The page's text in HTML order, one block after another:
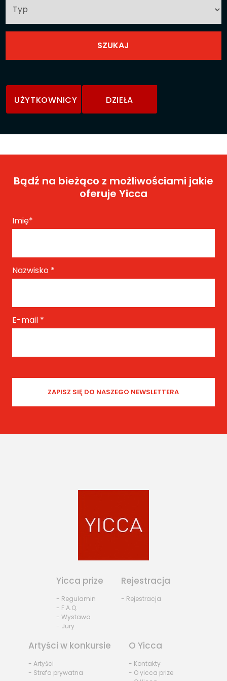
UŻYTKOWNICY DZIEŁA
Bądź na bieżąco z możliwościami jakie
oferuje Yicca
Imię*
Nazwisko *
E-mail *
Yicca prize
- Regulamin
- F.A.Q.
- Wystawa
- Jury
Rejestracja
- Rejestracja
Artyści w konkursie
- Artyści
- Strefa prywatna
O Yicca
- Kontakty
- O yicca prize